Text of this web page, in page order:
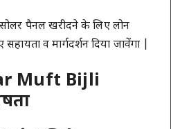
सोलर पैनल खरीदने के लिए लोन
व मार्गदर्शन दिया जावेंगा |
Muft Bijli